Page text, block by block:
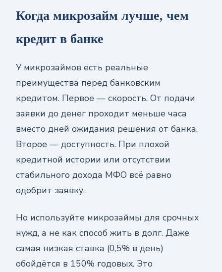
Когда микрозайм лучше, чем
кредит в банке
У микрозаймов есть реальные
преимущества перед банковским
кредитом. Первое — скорость. От подачи
заявки до денег проходит меньше часа
вместо дней ожидания решения от банка.
Второе — доступность. При плохой
кредитной истории или отсутствии
стабильного дохода МФО всё равно
одобрит заявку.
Но используйте микрозаймы для срочных
нужд, а не как способ жить в долг. Даже
самая низкая ставка (0,5% в день)
обойдётся в 150% годовых. Это